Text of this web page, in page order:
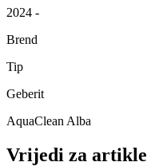
2024 -
Brend
Tip
Geberit
AquaClean Alba
Vrijedi za artikle